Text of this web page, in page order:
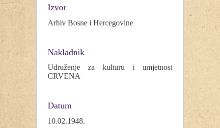
Izvor
Arhiv Bosne i Hercegovine
Nakladnik
Udruženje za kulturu i umjetnost
CRVENA
Datum
10.02.1948.